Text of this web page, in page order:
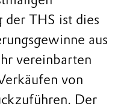
THS ist dies
aus
vereinbarten
von
Der